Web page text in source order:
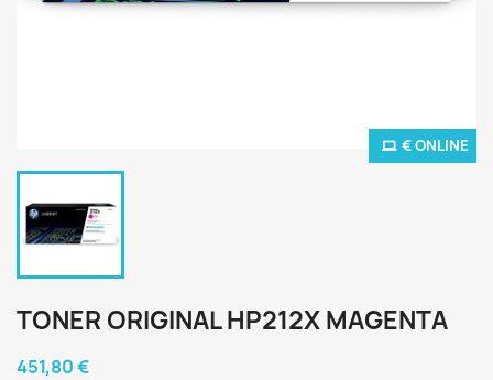
€ ONLINE
TONER ORIGINAL HP212X MAGENTA
451,80 €